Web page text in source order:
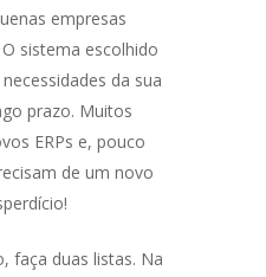
empresas
sistema escolhido
da sua
prazo. Muitos
ERPs e, pouco
de um novo
faça duas listas. Na